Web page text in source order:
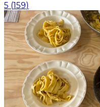
5 (159)